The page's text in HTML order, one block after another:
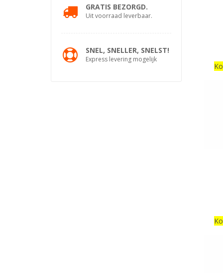
GRATIS BEZORGD.
Uit voorraad leverbaar.
SNEL, SNELLER, SNELST!
Express levering mogelijk